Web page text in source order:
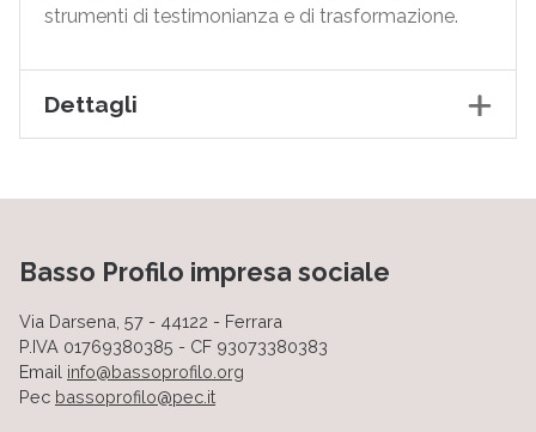
strumenti di testimonianza e di trasformazione.
Dettagli
Basso Profilo impresa sociale
Via Darsena, 57 - 44122 - Ferrara
P.IVA 01769380385 - CF 93073380383
Email info@bassoprofilo.org
Pec bassoprofilo@pec.it